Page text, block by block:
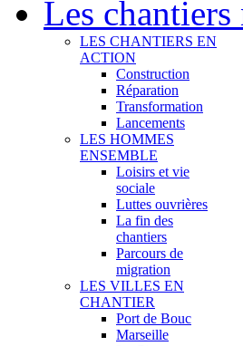
Les chantiers
LES CHANTIERS EN
ACTION
Construction
Réparation
Transformation
Lancements
LES HOMMES
ENSEMBLE
Loisirs et vie
sociale
Luttes ouvrières
La fin des
chantiers
Parcours de
migration
LES VILLES EN
CHANTIER
Port de Bouc
Marseille